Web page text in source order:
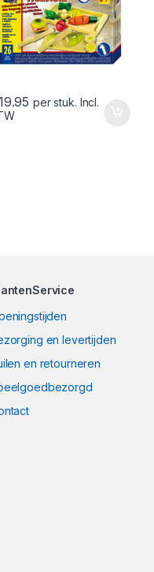
per stuk. Incl.
en levertijden
en retourneren